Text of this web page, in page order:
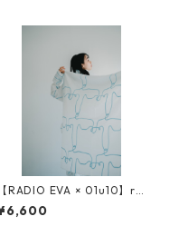
【RADIO EVA × 01u10】ro
jacquard big scarf